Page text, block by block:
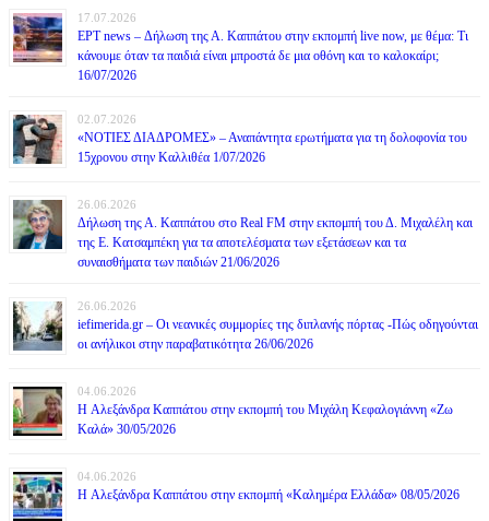
17.07.2026
ΕΡΤ news – Δήλωση της Α. Καππάτου στην εκπομπή live now, με θέμα: Τι
κάνουμε όταν τα παιδιά είναι μπροστά δε μια οθόνη και το καλοκαίρι;
16/07/2026
02.07.2026
«ΝΟΤΙΕΣ ΔΙΑΔΡΟΜΕΣ» – Αναπάντητα ερωτήματα για τη δολοφονία του
15χρονου στην Καλλιθέα 1/07/2026
26.06.2026
Δήλωση της Α. Καππάτου στο Real FM στην εκπομπή του Δ. Μιχαλέλη και
της Ε. Κατσαμπέκη για τα αποτελέσματα των εξετάσεων και τα
συναισθήματα των παιδιών 21/06/2026
26.06.2026
iefimerida.gr – Οι νεανικές συμμορίες της διπλανής πόρτας -Πώς οδηγούνται
οι ανήλικοι στην παραβατικότητα 26/06/2026
04.06.2026
H Αλεξάνδρα Καππάτου στην εκπομπή του Μιχάλη Κεφαλογιάννη «Ζω
Καλά» 30/05/2026
04.06.2026
H Αλεξάνδρα Καππάτου στην εκπομπή «Καλημέρα Ελλάδα» 08/05/2026